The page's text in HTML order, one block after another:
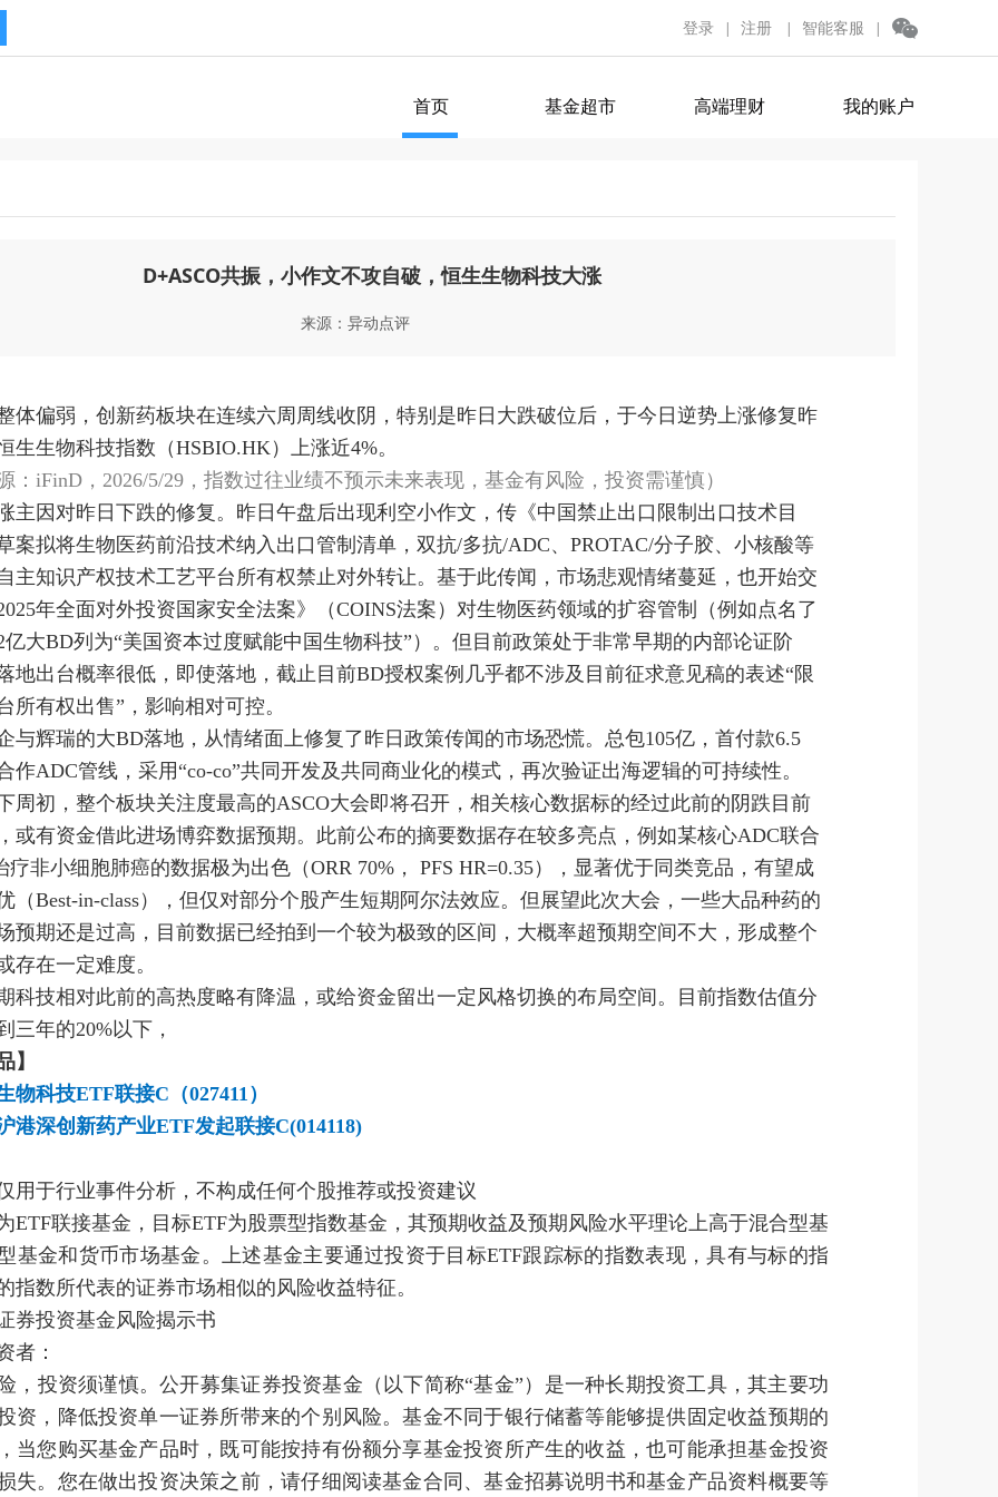
登录 | 注册 | 智能客服 |
首页 基金超市 高端理财 我的账户
D+ASCO共振，小作文不攻自破，恒生生物科技大涨
来源：异动点评
体偏弱，创新药板块在连续六周周线收阴，特别是昨日大跌破位后，于今日逆势上涨修复昨
生生物科技指数（HSBIO.HK）上涨近4%。
：iFinD，2026/5/29，指数过往业绩不预示未来表现，基金有风险，投资需谨慎）
主因对昨日下跌的修复。昨日午盘后出现利空小作文，传《中国禁止出口限制出口技术目
案拟将生物医药前沿技术纳入出口管制清单，双抗/多抗/ADC、PROTAC/分子胶、小核酸等
主知识产权技术工艺平台所有权禁止对外转让。基于此传闻，市场悲观情绪蔓延，也开始交
年全面对外投资国家安全法案》（COINS法案）对生物医药领域的扩容管制（例如点名了
亿大BD列为“美国资本过度赋能中国生物科技”）。但目前政策处于非常早期的内部论证阶
地出台概率很低，即使落地，截止目前BD授权案例几乎都不涉及目前征求意见稿的表述“限
所有权出售”，影响相对可控。
与辉瑞的大BD落地，从情绪面上修复了昨日政策传闻的市场恐慌。总包105亿，首付款6.5
作ADC管线，采用“co-co”共同开发及共同商业化的模式，再次验证出海逻辑的可持续性。
周初，整个板块关注度最高的ASCO大会即将召开，相关核心数据标的经过此前的阴跌目前
或有资金借此进场博弈数据预期。此前公布的摘要数据存在较多亮点，例如某核心ADC联合
疗非小细胞肺癌的数据极为出色（ORR 70%， PFS HR=0.35），显著优于同类竞品，有望成
（Best-in-class），但仅对部分个股产生短期阿尔法效应。但展望此次大会，一些大品种药的
预期还是过高，目前数据已经拍到一个较为极致的区间，大概率超预期空间不大，形成整个
存在一定难度。
科技相对此前的高热度略有降温，或给资金留出一定风格切换的布局空间。目前指数估值分
三年的20%以下，
】
物科技ETF联接C（027411）
港深创新药产业ETF发起联接C(014118)
用于行业事件分析，不构成任何个股推荐或投资建议
ETF联接基金，目标ETF为股票型指数基金，其预期收益及预期风险水平理论上高于混合型基
基金和货币市场基金。上述基金主要通过投资于目标ETF跟踪标的指数表现，具有与标的指
指数所代表的证券市场相似的风险收益特征。
券投资基金风险揭示书
者：
，投资须谨慎。公开募集证券投资基金（以下简称“基金”）是一种长期投资工具，其主要功
资，降低投资单一证券所带来的个别风险。基金不同于银行储蓄等能够提供固定收益预期的
当您购买基金产品时，既可能按持有份额分享基金投资所产生的收益，也可能承担基金投资
失。您在做出投资决策之前，请仔细阅读基金合同、基金招募说明书和基金产品资料概要等